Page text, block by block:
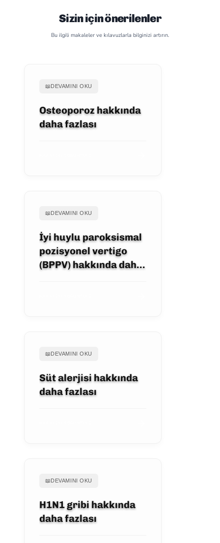
Sizin için önerilenler
Bu ilgili makaleler ve kılavuzlarla bilginizi artırın.
📖DEVAMINI OKU
Osteoporoz hakkında
daha fazlası
📖DEVAMINI OKU
İyi huylu paroksismal
pozisyonel vertigo
(BPPV) hakkında daha
📖DEVAMINI OKU
Süt alerjisi hakkında
daha fazlası
📖DEVAMINI OKU
H1N1 gribi hakkında
daha fazlası